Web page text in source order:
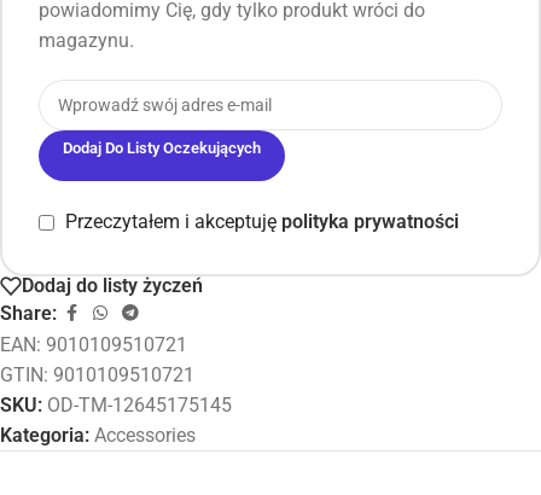
powiadomimy Cię, gdy tylko produkt wróci do
magazynu.
Dodaj Do Listy Oczekujących
Przeczytałem i akceptuję polityka prywatności
Dodaj do listy życzeń
Share:
EAN: 9010109510721
GTIN: 9010109510721
SKU: OD-TM-12645175145
Kategoria: Accessories